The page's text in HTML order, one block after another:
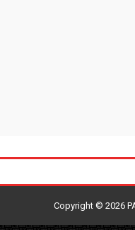
Copyright © 2026